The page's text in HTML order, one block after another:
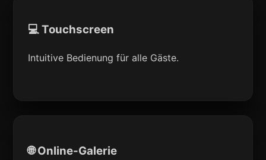
💻 Touchscreen
Intuitive Bedienung für alle Gäste.
🌐 Online-Galerie